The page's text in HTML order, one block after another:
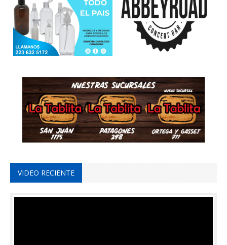
VIDEO RECIENTE